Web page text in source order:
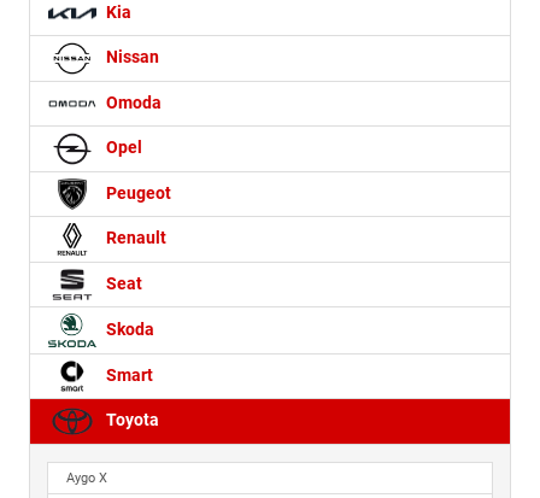
Kia
Nissan
Omoda
Opel
Peugeot
Renault
Seat
Skoda
Smart
Toyota
Aygo X